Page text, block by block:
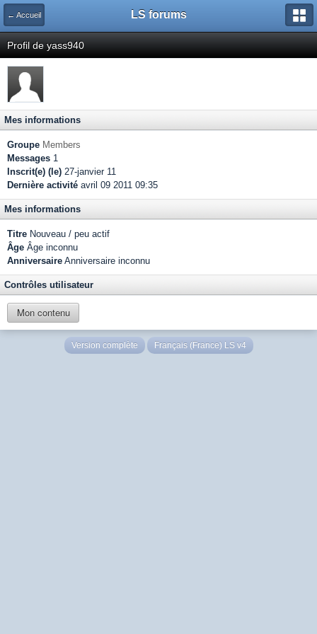
← Accueil LS forums
Profil de yass940
Mes informations
Groupe Members
Messages 1
Inscrit(e) (le) 27-janvier 11
Dernière activité avril 09 2011 09:35
Mes informations
Titre Nouveau / peu actif
Âge Âge inconnu
Anniversaire Anniversaire inconnu
Contrôles utilisateur
Mon contenu
Version complète Français (France) LS v4